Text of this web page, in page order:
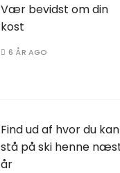
Vær bevidst om din
kost
6 ÅR AGO
Find ud af hvor du kan
stå på ski henne
år